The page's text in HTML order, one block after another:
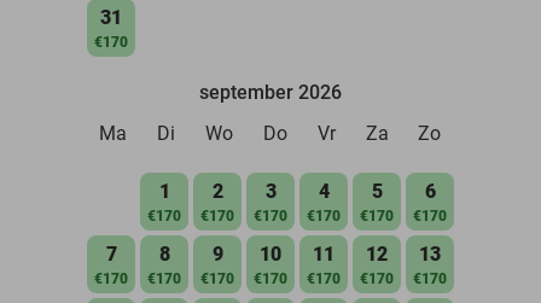
31
€170
september 2026
Ma
Di Wo Do Vr Za Zo
1
€170
2
€170
3
€170
4
€170
5
€170
6
€170
7
€170
8
€170
9
€170
10
€170
11
€170
12
€170
13
€170